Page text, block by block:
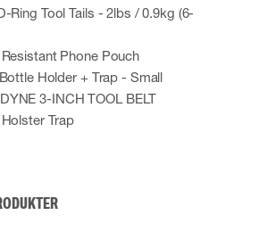
Ring Tool Tails - 2lbs / 0.9kg (6-
Phone Pouch
Holder + Trap - Small
3-INCH TOOL BELT
Trap